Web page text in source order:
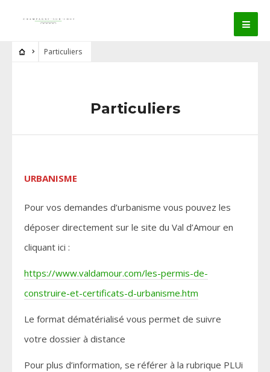
Particuliers
Particuliers
URBANISME
Pour vos demandes d’urbanisme vous pouvez les
déposer directement sur le site du Val d’Amour en
cliquant ici :
https://www.valdamour.com/les-permis-de-
construire-et-certificats-d-urbanisme.htm
Le format dématérialisé vous permet de suivre
votre dossier à distance
Pour plus d’information, se référer à la rubrique PLUi